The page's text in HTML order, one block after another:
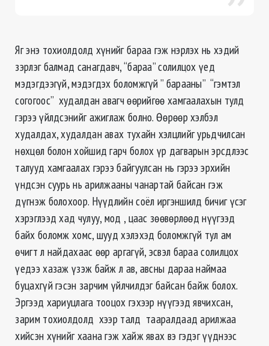
Яг энэ тохиолдолд хүнийг бараа гэж нэрлэх нь хэдий
зэрлэг балмад санагдавч, “бараа” солилцох үед
мэдэгдээгүй, мэдэгдэх боломжгүй ” барааны” “гэмтэл
согогоос” худалдан авагч өөрийгөө хамгаалахын тулд
гэрээ үйлдсэнийг ажиглаж болно. Өөрөөр хэлбэл
худалдах, худалдан авах тухайн хэлцлийг урьдчилсан
нөхцөл болон хойшид гарч болох үр дагварынэрсдлээс
талууд хамгаалах гэрээ байгуулсан нь гэрээ эрхийн
үндсэн суурь нь арилжааны чанартай байсан гэж
дүгнэж болохоор. Нүүдлийн соёл иргэншилд бичиг үсэг
хэрэглээд хад чулуу, мод , цаас зөөвөрлөөд нүүгээд
байх боломж хомс, шууд хэлэхэд боломжгүй тул ам
өчигт л найдахаас өөр аргагүй, эсвэл бараа солилцох
үедээ хазаж үзэж байж л ав, авсны дараа наймаа
буцахгүй гэсэн зарчим үйлчилдэг байсан байж болох.
Эргээд хариуцлага тооцох гэхээр нүүгээд явчихсан,
зарим тохиолдолд хээр талд тааралдаад арилжаа
хийсэн хүнийг хаана гэж хайж явах вэ гэдэг үүднээс